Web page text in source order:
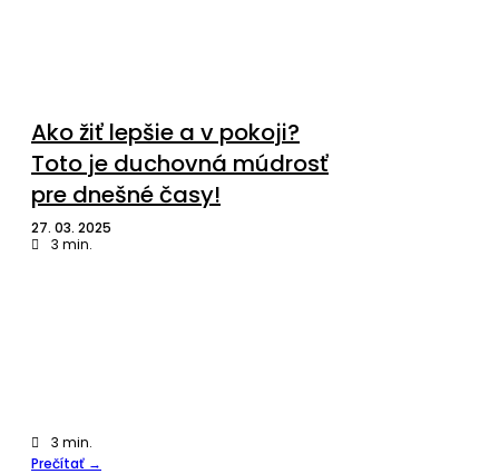
Ako žiť lepšie a v pokoji?
Toto je duchovná múdrosť
pre dnešné časy!
27. 03. 2025
3 min.
3 min.
Prečítať →